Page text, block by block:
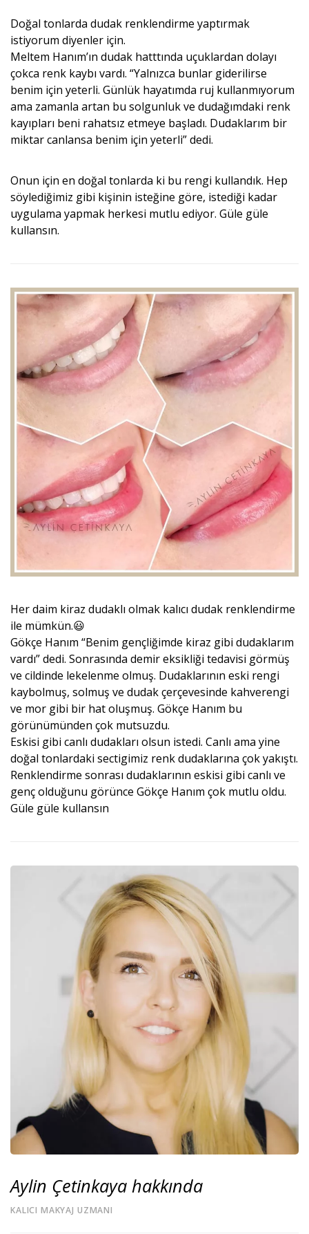
Doğal tonlarda dudak renklendirme yaptırmak
istiyorum diyenler için.
Meltem Hanım’ın dudak hatttında uçuklardan dolayı
çokca renk kaybı vardı. “Yalnızca bunlar giderilirse
benim için yeterli. Günlük hayatımda ruj kullanmıyorum
ama zamanla artan bu solgunluk ve dudağımdaki renk
kayıpları beni rahatsız etmeye başladı. Dudaklarım bir
miktar canlansa benim için yeterli” dedi.
Onun için en doğal tonlarda ki bu rengi kullandık. Hep
söylediğimiz gibi kişinin isteğine göre, istediği kadar
uygulama yapmak herkesi mutlu ediyor. Güle güle
kullansın.
Her daim kiraz dudaklı olmak kalıcı dudak renklendirme
ile mümkün.😃
Gökçe Hanım “Benim gençliğimde kiraz gibi dudaklarım
vardı” dedi. Sonrasında demir eksikliği tedavisi görmüş
ve cildinde lekelenme olmuş. Dudaklarının eski rengi
kaybolmuş, solmuş ve dudak çerçevesinde kahverengi
ve mor gibi bir hat oluşmuş. Gökçe Hanım bu
görünümünden çok mutsuzdu.
Eskisi gibi canlı dudakları olsun istedi. Canlı ama yine
doğal tonlardaki sectigimiz renk dudaklarına çok yakıştı.
Renklendirme sonrası dudaklarının eskisi gibi canlı ve
genç olduğunu görünce Gökçe Hanım çok mutlu oldu.
Güle güle kullansın
Aylin Çetinkaya hakkında
KALICI MAKYAJ UZMANI